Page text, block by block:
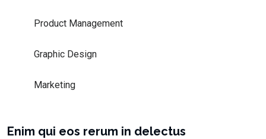
Product Management
Graphic Design
Marketing
Enim qui eos rerum in delectus